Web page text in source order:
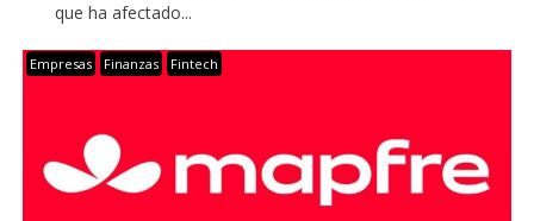
que ha afectado...
Empresas Finanzas Fintech